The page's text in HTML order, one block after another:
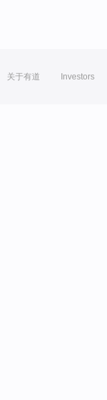
关于有道 Investors